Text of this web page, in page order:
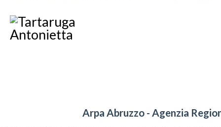
Arpa Abruzzo - Agenzia